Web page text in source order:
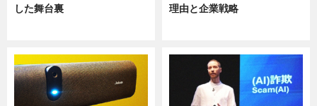
した舞台裏
理由と企業戦略